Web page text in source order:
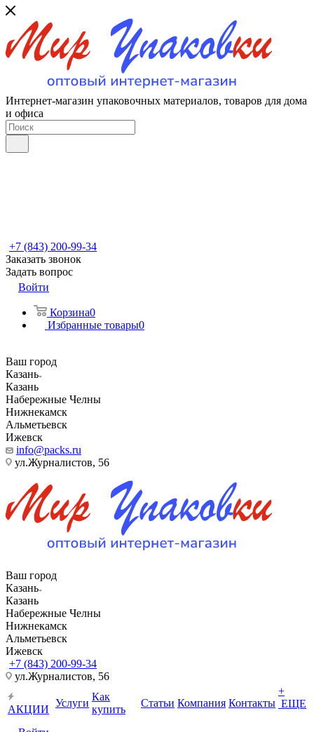
Интернет-магазин упаковочных материалов, товаров для дома
и офиса
+7 (843) 200-99-34
Заказать звонок
Задать вопрос
Войти
Корзина0
Избранные товары0
Ваш город
Казань
Казань
Набережные Челны
Нижнекамск
Альметьевск
Ижевск
info@packs.ru
ул.Журналистов, 56
Ваш город
Казань
Казань
Набережные Челны
Нижнекамск
Альметьевск
Ижевск
+7 (843) 200-99-34
ул.Журналистов, 56
АКЦИИ
Услуги
Как
купить
Статьи Компания Контакты
+
ЕЩЕ